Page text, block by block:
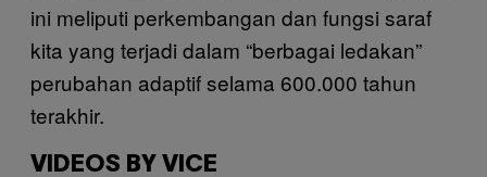
ini meliputi perkembangan dan fungsi saraf
kita yang terjadi dalam “berbagai ledakan”
perubahan adaptif selama 600.000 tahun
terakhir.
VIDEOS BY VICE